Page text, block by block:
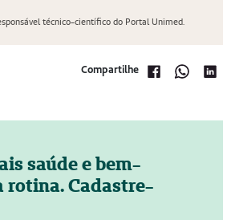
técnico-científico do Portal Unimed.
Compartilhe
saúde e bem-
rotina. Cadastre-